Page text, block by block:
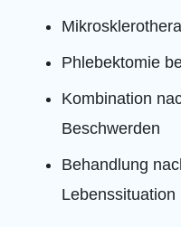
Phlebektomie
Kombination
Beschwerden
Behandlung
Lebenssituation